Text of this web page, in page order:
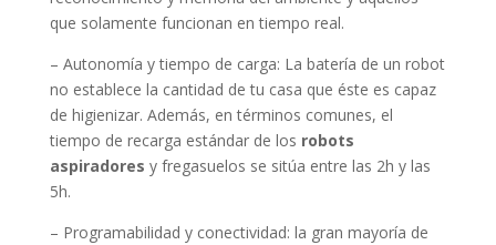
que solamente funcionan en tiempo real.
– Autonomía y tiempo de carga: La batería de un robot
no establece la cantidad de tu casa que éste es capaz
de higienizar. Además, en términos comunes, el
tiempo de recarga estándar de los robots
aspiradores y fregasuelos se sitúa entre las 2h y las
5h.
– Programabilidad y conectividad: la gran mayoría de